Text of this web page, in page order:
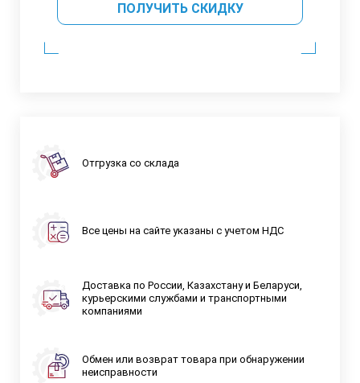
ПОЛУЧИТЬ СКИДКУ
Отгрузка со склада
Все цены на сайте указаны с учетом НДС
Доставка по России, Казахстану и Беларуси,
курьерскими службами и транспортными
компаниями
Обмен или возврат товара при обнаружении
неисправности